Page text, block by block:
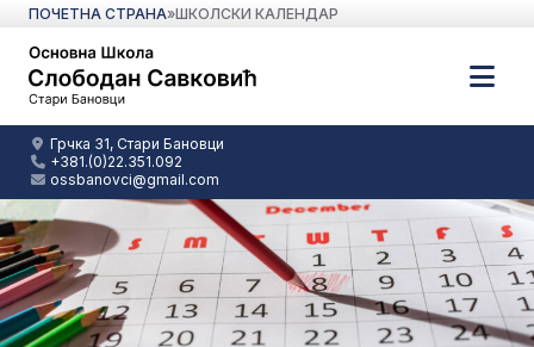
ПОЧЕТНА СТРАНА»ШКОЛСКИ КАЛЕНДАР
Грчка 31, Стари Бановци
+381.(0)22.351.092
ossbanovci@gmail.com